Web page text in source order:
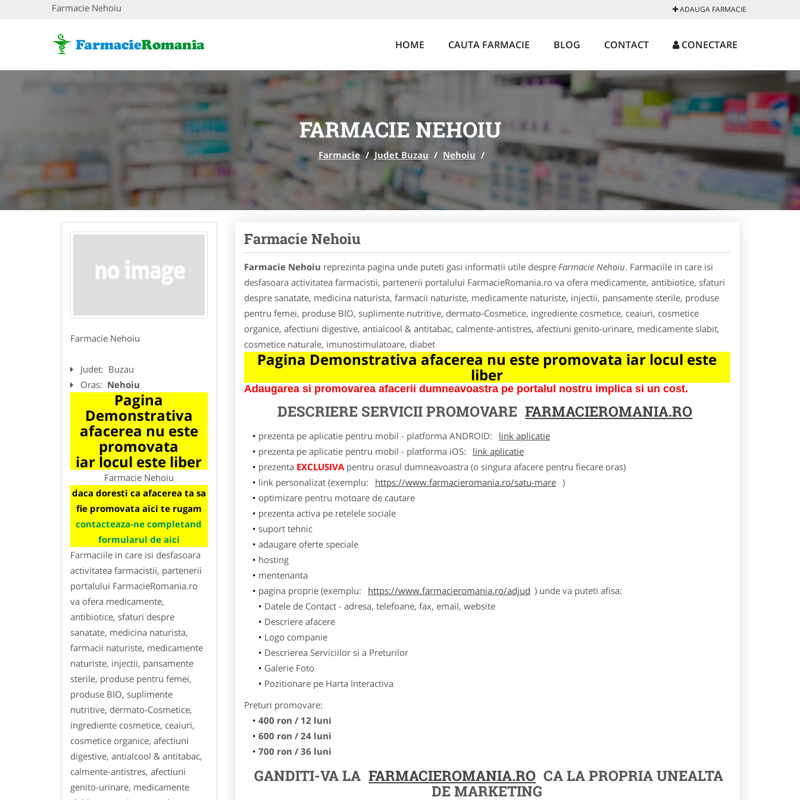
Farmacie Nehoiu ADAUGA FARMACIE
HOME CAUTA FARMACIE BLOG CONTACT CONECTARE
FARMACIE NEHOIU
Farmacie / Judet Buzau / Nehoiu /
Farmacie Nehoiu
Judet: Buzau
Oras: Nehoiu
Pagina
Demonstrativa
afacerea nu este
promovata
iar locul este liber
Farmacie Nehoiu
daca doresti ca afacerea ta sa
fie promovata aici te rugam
contacteaza-ne completand
formularul de aici
Farmaciile in care isi desfasoara
activitatea farmacistii, partenerii
portalului FarmacieRomania.ro
va ofera medicamente,
antibiotice, sfaturi despre
sanatate, medicina naturista,
farmacii naturiste, medicamente
naturiste, injectii, pansamente
sterile, produse pentru femei,
produse BIO, suplimente
nutritive, dermato-Cosmetice,
ingrediente cosmetice, ceaiuri,
cosmetice organice, afectiuni
digestive, antialcool & antitabac,
calmente-antistres, afectiuni
genito-urinare, medicamente
Farmacie Nehoiu
Farmacie Nehoiu reprezinta pagina unde puteti gasi informatii utile despre Farmacie Nehoiu. Farmaciile in care isi
desfasoara activitatea farmacistii, partenerii portalului FarmacieRomania.ro va ofera medicamente, antibiotice, sfaturi
despre sanatate, medicina naturista, farmacii naturiste, medicamente naturiste, injectii, pansamente sterile, produse
pentru femei, produse BIO, suplimente nutritive, dermato-Cosmetice, ingrediente cosmetice, ceaiuri, cosmetice
organice, afectiuni digestive, antialcool & antitabac, calmente-antistres, afectiuni genito-urinare, medicamente slabit,
cosmetice naturale, imunostimulatoare, diabet
Pagina Demonstrativa afacerea nu este promovata iar locul este
liber
Adaugarea si promovarea afacerii dumneavoastra pe portalul nostru implica si un cost.
DESCRIERE SERVICII PROMOVARE FARMACIEROMANIA.RO
prezenta pe aplicatie pentru mobil - platforma ANDROID:
link aplicatie
prezenta pe aplicatie pentru mobil - platforma iOS:
link aplicatie
prezenta EXCLUSIVApentru orasul dumneavoastra (o singura afacere pentru fiecare oras)
link personalizat (exemplu:
https://www.farmacieromania.ro/satu-mare )
optimizare pentru motoare de cautare
prezenta activa pe retelele sociale
suport tehnic
adaugare oferte speciale
hosting
mentenanta
pagina proprie (exemplu:
https://www.farmacieromania.ro/adjud ) unde va puteti afisa:
Datele de Contact - adresa, telefoane, fax, email, website
Descriere afacere
Logo companie
Descrierea Serviciilor si a Preturilor
Galerie Foto
Pozitionare pe Harta Interactiva
Preturi promovare:
400 ron / 12 luni
600 ron / 24 luni
700 ron / 36 luni
GANDITI-VA LA FARMACIEROMANIA.RO CA LA PROPRIA UNEALTA
DE MARKETING